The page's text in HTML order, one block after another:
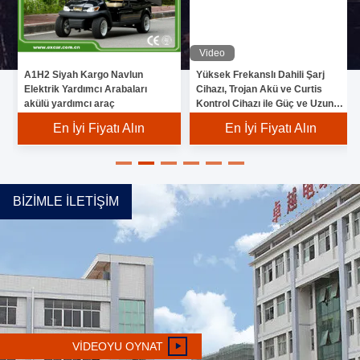
A1H2 Siyah Kargo Navlun
Elektrik Yardımcı Arabaları
akülü yardımcı araç
En İyi Fiyatı Alın
Video
Yüksek Frekanslı Dahili Şarj
Cihazı, Trojan Akü ve Curtis
Kontrol Cihazı ile Güç ve Uzun
Menzil Sağlayan 4 Kişilik
Elektrikli Golf Arabaları
En İyi Fiyatı Alın
BIZIMLE İLETIŞIM
VIDEOYU OYNAT